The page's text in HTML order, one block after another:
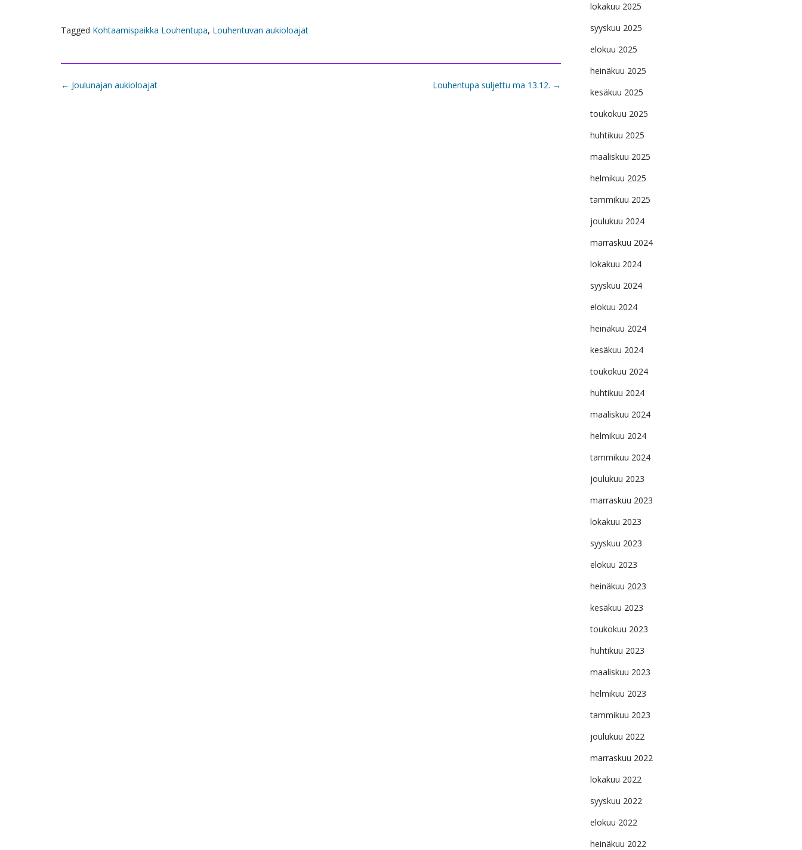
Tagged Kohtaamispaikka Louhentupa, Louhentuvan aukioloajat
Post
Louhentupa suljettu ma 13.12. →
← Joulunajan aukioloajat
lokakuu 2025
syyskuu 2025
elokuu 2025
heinäkuu 2025
kesäkuu 2025
toukokuu 2025
huhtikuu 2025
maaliskuu 2025
helmikuu 2025
tammikuu 2025
joulukuu 2024
marraskuu 2024
lokakuu 2024
syyskuu 2024
elokuu 2024
heinäkuu 2024
kesäkuu 2024
toukokuu 2024
huhtikuu 2024
maaliskuu 2024
helmikuu 2024
tammikuu 2024
joulukuu 2023
marraskuu 2023
lokakuu 2023
syyskuu 2023
elokuu 2023
heinäkuu 2023
kesäkuu 2023
toukokuu 2023
huhtikuu 2023
maaliskuu 2023
helmikuu 2023
tammikuu 2023
joulukuu 2022
marraskuu 2022
lokakuu 2022
syyskuu 2022
elokuu 2022
heinäkuu 2022